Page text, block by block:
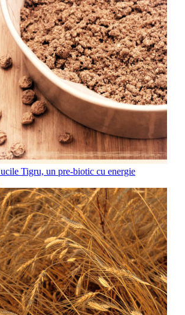
Tigru, un pre-biotic cu energie